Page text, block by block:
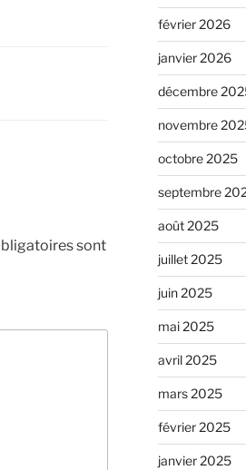
sont
février 2026
janvier 2026
décembre
novembre
octobre 2025
septembre
août 2025
juillet 2025
juin 2025
mai 2025
avril 2025
mars 2025
février 2025
janvier 2025